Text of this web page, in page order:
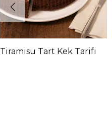
Tiramisu Tart Kek Tarifi